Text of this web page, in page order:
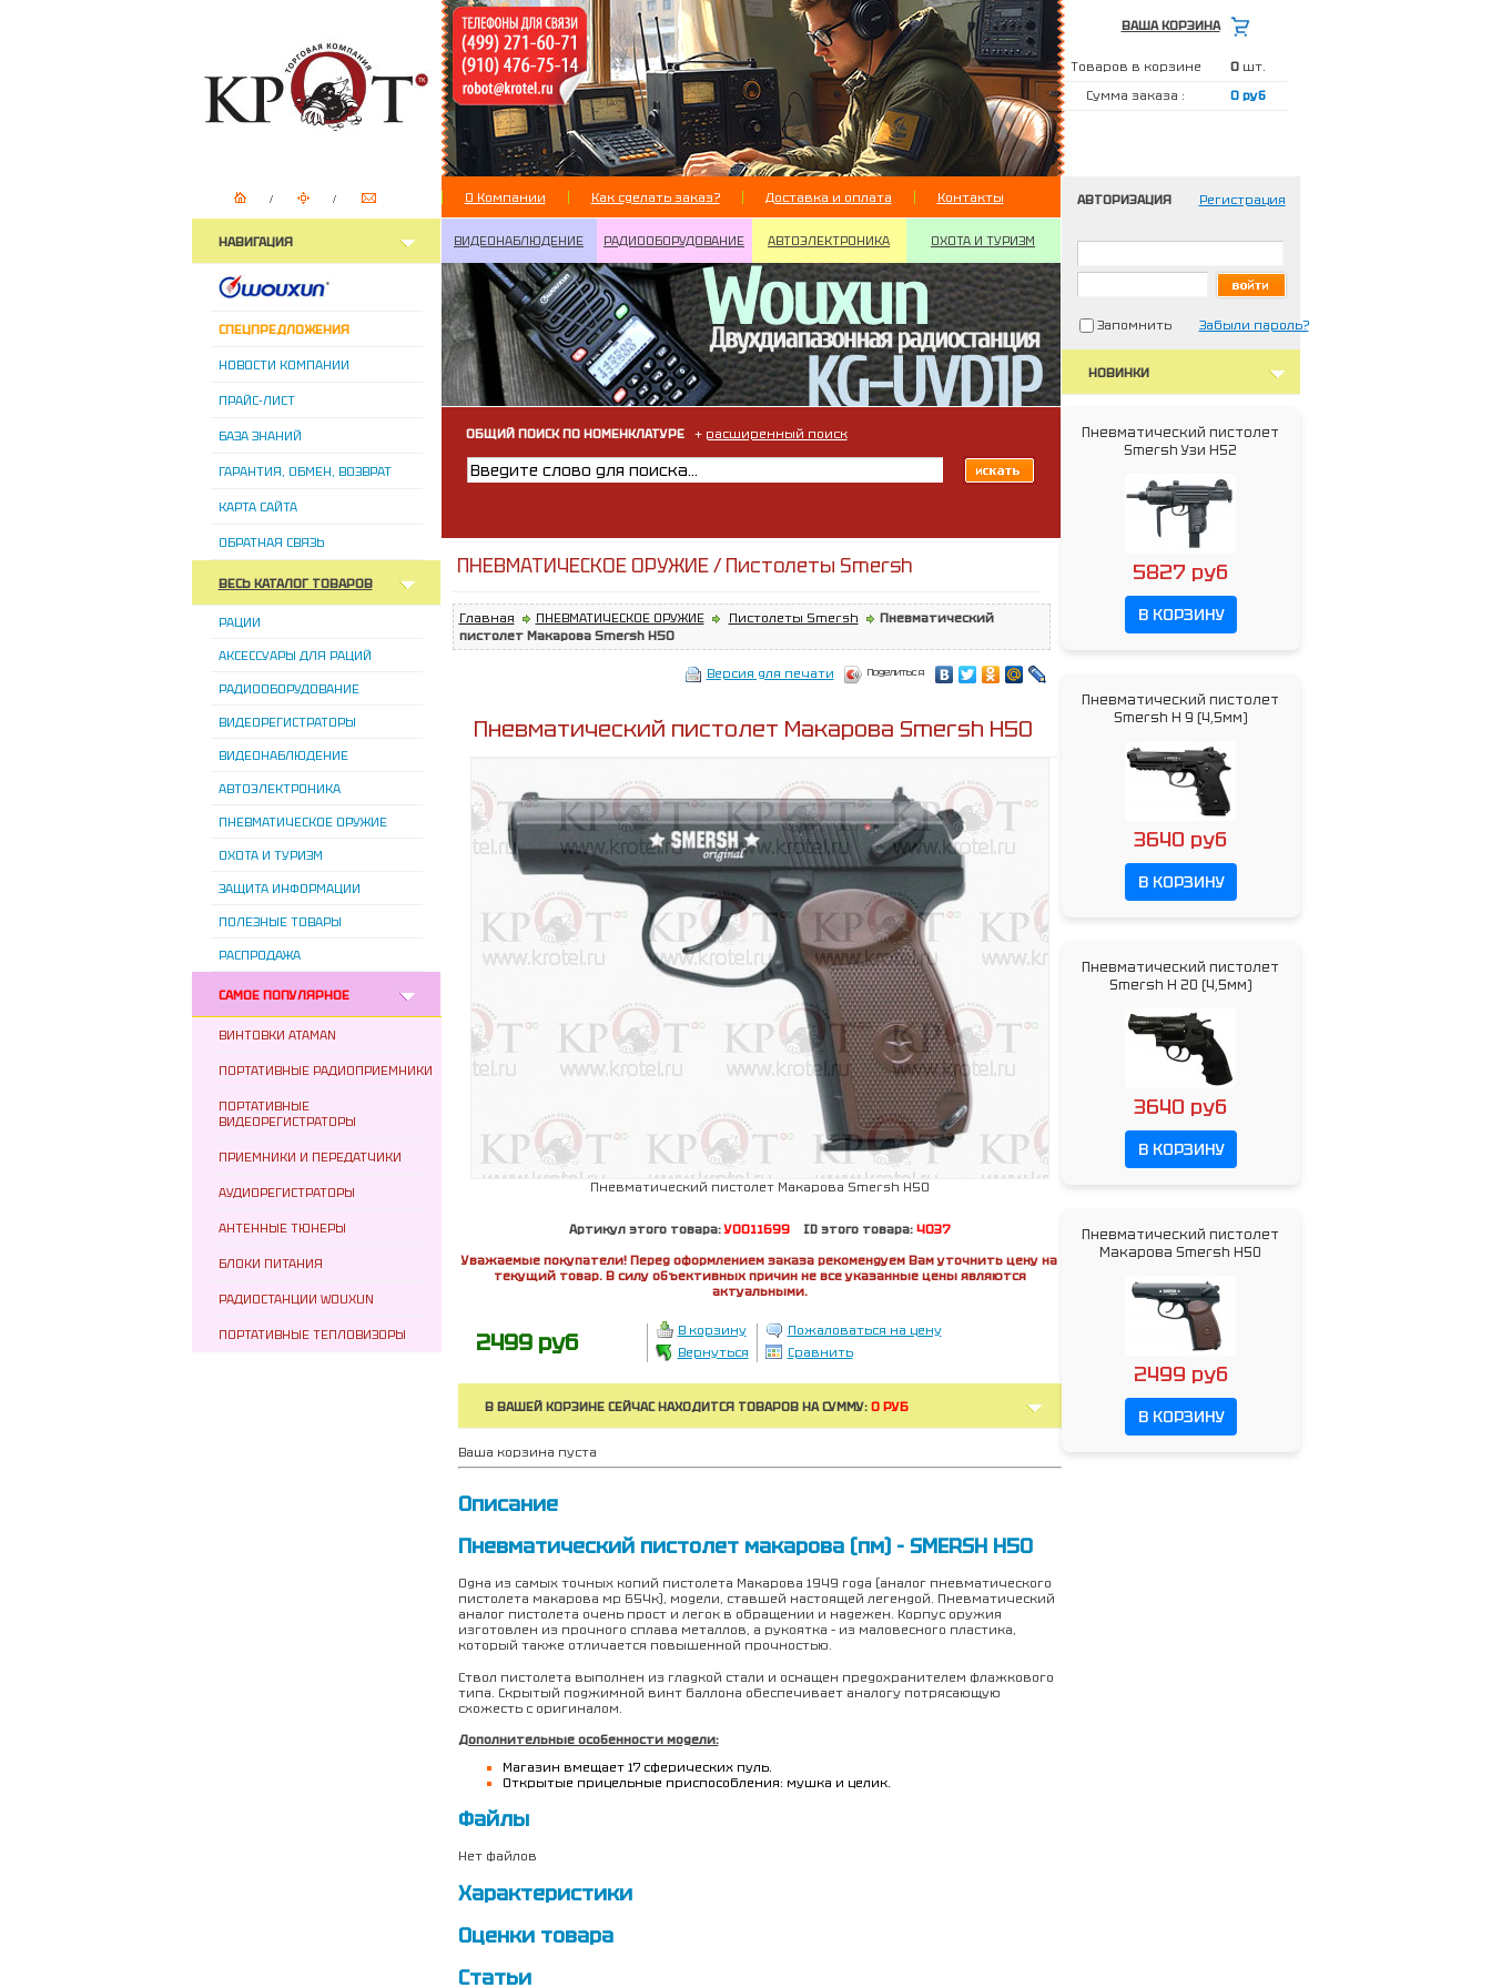
ВАША КОРЗИНА
Товаров в корзине 0 шт.
Сумма заказа :
0 руб
О Компании Как сделать заказ? Доставка и оплата Контакты
НАВИГАЦИЯ
СПЕЦПРЕДЛОЖЕНИЯ
НОВОСТИ КОМПАНИИ
ПРАЙС-ЛИСТ
БАЗА ЗНАНИЙ
ГАРАНТИЯ, ОБМЕН, ВОЗВРАТ
КАРТА САЙТА
ОБРАТНАЯ СВЯЗЬ
ВЕСЬ КАТАЛОГ ТОВАРОВ
РАЦИИ
АКСЕССУАРЫ ДЛЯ РАЦИЙ
РАДИООБОРУДОВАНИЕ
ВИДЕОРЕГИСТРАТОРЫ
ВИДЕОНАБЛЮДЕНИЕ
АВТОЭЛЕКТРОНИКА
ПНЕВМАТИЧЕСКОЕ ОРУЖИЕ
ОХОТА И ТУРИЗМ
ЗАЩИТА ИНФОРМАЦИИ
ПОЛЕЗНЫЕ ТОВАРЫ
РАСПРОДАЖА
САМОЕ ПОПУЛЯРНОЕ
ВИНТОВКИ ATAMAN
ПОРТАТИВНЫЕ РАДИОПРИЕМНИКИ
ПОРТАТИВНЫЕ
ВИДЕОРЕГИСТРАТОРЫ
ПРИЕМНИКИ И ПЕРЕДАТЧИКИ
АУДИОРЕГИСТРАТОРЫ
АНТЕННЫЕ ТЮНЕРЫ
БЛОКИ ПИТАНИЯ
РАДИОСТАНЦИИ WOUXUN
ПОРТАТИВНЫЕ ТЕПЛОВИЗОРЫ
ВИДЕОНАБЛЮДЕНИЕ РАДИООБОРУДОВАНИЕ АВТОЭЛЕКТРОНИКА ОХОТА И ТУРИЗМ
ОБЩИЙ ПОИСК ПО НОМЕНКЛАТУРЕ+ расширенный поиск
ПНЕВМАТИЧЕСКОЕ ОРУЖИЕ / Пистолеты Smersh
Главная ПНЕВМАТИЧЕСКОЕ ОРУЖИЕ Пистолеты Smersh
Пневматический
пистолет Макарова Smersh H50
Версия для печати Поделиться
Пневматический пистолет Макарова Smersh H50
Пневматический пистолет Макарова Smersh H50
Артикул этого товара:У0011699ID этого товара: 4037
Уважаемые покупатели! Перед оформлением заказа рекомендуем Вам уточнить цену на
текущий товар. В силу объективных причин не все указанные цены являются
актуальными.
2499 руб
В корзину
Вернуться
Пожаловаться на цену
Сравнить
В ВАШЕЙ КОРЗИНЕ СЕЙЧАС НАХОДИТСЯ ТОВАРОВ НА СУММУ: 0 РУБ
Ваша корзина пуста
Описание
Пневматический пистолет макарова (пм) - SMERSH H50
Одна из самых точных копий пистолета Макарова 1949 года (аналог пневматического
пистолета макарова мр 654к), модели, ставшей настоящей легендой. Пневматический
аналог пистолета очень прост и легок в обращении и надежен. Корпус оружия
изготовлен из прочного сплава металлов, а рукоятка – из маловесного пластика,
который также отличается повышенной прочностью.
Ствол пистолета выполнен из гладкой стали и оснащен предохранителем флажкового
типа. Скрытый поджимной винт баллона обеспечивает аналогу потрясающую
схожесть с оригиналом.
Дополнительные особенности модели:
Магазин вмещает 17 сферических пуль.
Открытые прицельные приспособления: мушка и целик.
Файлы
Нет файлов
Характеристики
Оценки товара
Статьи
АВТОРИЗАЦИЯ Регистрация
Запомнить Забыли пароль?
НОВИНКИ
Пневматический пистолет
Smersh Узи H52
5827 руб
В КОРЗИНУ
Пневматический пистолет
Smersh H 9 (4,5мм)
3640 руб
В КОРЗИНУ
Пневматический пистолет
Smersh H 20 (4,5мм)
3640 руб
В КОРЗИНУ
Пневматический пистолет
Макарова Smersh H50
2499 руб
В КОРЗИНУ